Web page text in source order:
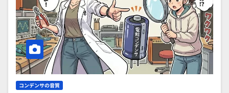
コンデンサの音質